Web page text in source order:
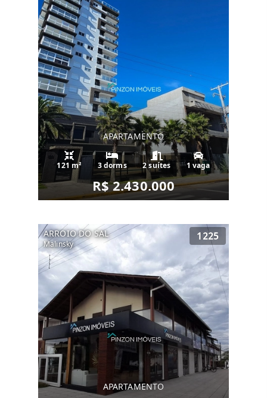
APARTAMENTO
121 m² 3 dorms 2 suítes 1 vaga
R$ 2.430.000
ARROIO DO SAL
Malinsky
1225
APARTAMENTO